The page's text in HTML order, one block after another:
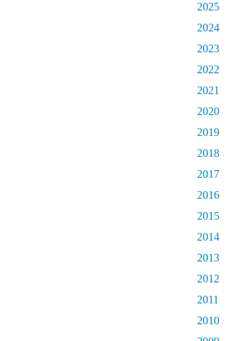
2025
2024
2023
2022
2021
2020
2019
2018
2017
2016
2015
2014
2013
2012
2011
2010